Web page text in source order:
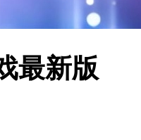
最新版